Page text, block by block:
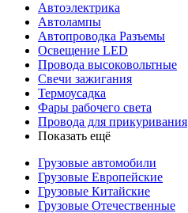
Автоэлектрика
Автолампы
Автопроводка Разъемы
Освещение LED
Провода высоковольтные
Свечи зажигания
Термоусадка
Фары рабочего света
Провода для прикуривания
Показать ещё
Грузовые автомобили
Грузовые Европейские
Грузовые Китайские
Грузовые Отечественные